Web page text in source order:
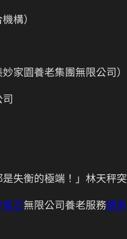
構）
家園養老集團無限公司）
司
失衡的極端！」林天秤
氣芯無限公司養老服務德